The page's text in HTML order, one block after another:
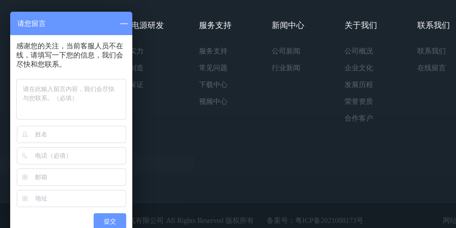
镀膜电源产品
按种类
按功率
按应用
镀膜电源研发
研发实力
精工制造
品质保证
服务支持
服务支持
常见问题
下载中心
视频中心
新闻中心
公司新闻
行业新闻
关于我们
公司概况
企业文化
发展历程
荣誉资质
合作客户
联系我们
联系我们
在线留言
Copyright © 2022 深圳市英能电气有限公司 All Rights Reserved 版权所有 备案号： 粤ICP备2021088173号 网
请您留言
感谢您的关注，当前客服人员不在
线，请填写一下您的信息，我们会
尽快和您联系。
提交